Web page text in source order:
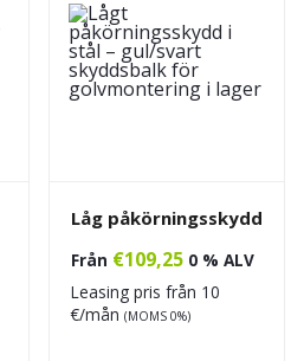
Låg påkörningsskydd
Från €109,25 0 % ALV
Leasing pris från 10
€/mån (MOMS 0%)